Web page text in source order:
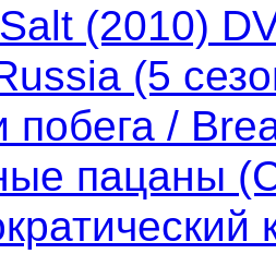
(2010)
(5
побега /
пацаны